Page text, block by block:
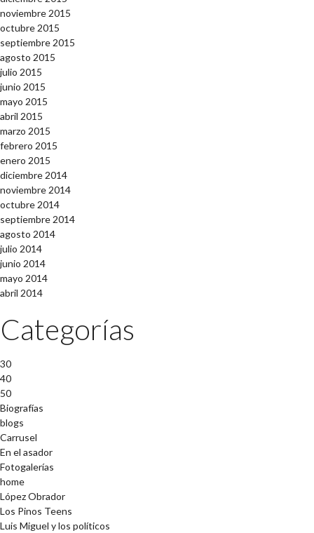
noviembre 2015
octubre 2015
septiembre 2015
agosto 2015
julio 2015
junio 2015
mayo 2015
abril 2015
marzo 2015
febrero 2015
enero 2015
diciembre 2014
noviembre 2014
octubre 2014
septiembre 2014
agosto 2014
julio 2014
junio 2014
mayo 2014
abril 2014
Categorías
30
40
50
Biografías
blogs
Carrusel
En el asador
Fotogalerías
home
López Obrador
Los Pinos Teens
Luis Miguel y los políticos